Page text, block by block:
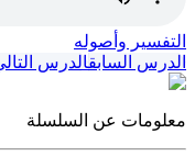
التفسير وأصوله
الدرس السابقالدرس
معلومات عن السلسلة